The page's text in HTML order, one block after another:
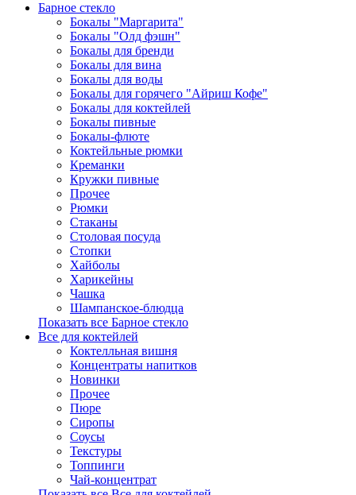
Барное стекло
Бокалы "Маргарита"
Бокалы "Олд фэшн"
Бокалы для бренди
Бокалы для вина
Бокалы для воды
Бокалы для горячего "Айриш Кофе"
Бокалы для коктейлей
Бокалы пивные
Бокалы-флюте
Коктейльные рюмки
Креманки
Кружки пивные
Прочее
Рюмки
Стаканы
Столовая посуда
Стопки
Хайболы
Харикейны
Чашка
Шампанское-блюдца
Показать все Барное стекло
Все для коктейлей
Коктелльная вишня
Концентраты напитков
Новинки
Прочее
Пюре
Сиропы
Соусы
Текстуры
Топпинги
Чай-концентрат